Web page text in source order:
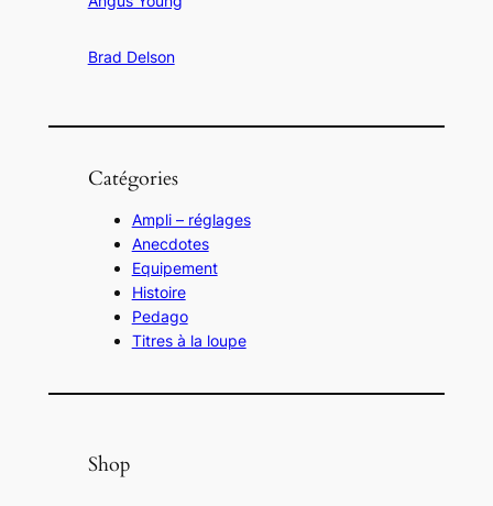
Brad Delson
Catégories
Ampli – réglages
Anecdotes
Equipement
Histoire
Pedago
Titres à la loupe
Shop